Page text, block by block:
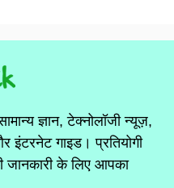
ज्ञान, टेक्नोलॉजी न्यूज़,
इंटरनेट गाइड। प्रतियोगी
जानकारी के लिए आपका